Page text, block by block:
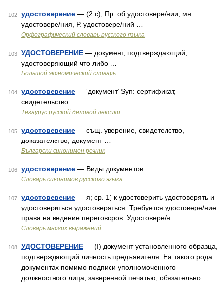
102 удостоверение — (2 с), Пр. об удостовере/нии; мн.
удостовере/ния, Р. удостовере/ний …
Орфографический словарь русского языка
103 УДОСТОВЕРЕНИЕ — документ, подтверждающий,
удостоверяющий что либо …
Большой экономический словарь
104 удостоверение — ‘документ’ Syn: сертификат,
свидетельство …
Тезаурус русской деловой лексики
105 удостоверение — същ. уверение, свидетелство,
доказателство, документ …
Български синонимен речник
106 удостоверение — Виды документов …
Словарь синонимов русского языка
107 удостоверение — я; ср. 1) к удостоверить удостоверять и
удостовериться удостоверяться. Требуется удостовере/ние
права на ведение переговоров. Удостовере/н …
Словарь многих выражений
108 УДОСТОВЕРЕНИЕ — (I) документ установленного образца,
подтверждающий личность предъявителя. На такого рода
документах помимо подписи уполномоченного
должностного лица, заверенной печатью, обязательно